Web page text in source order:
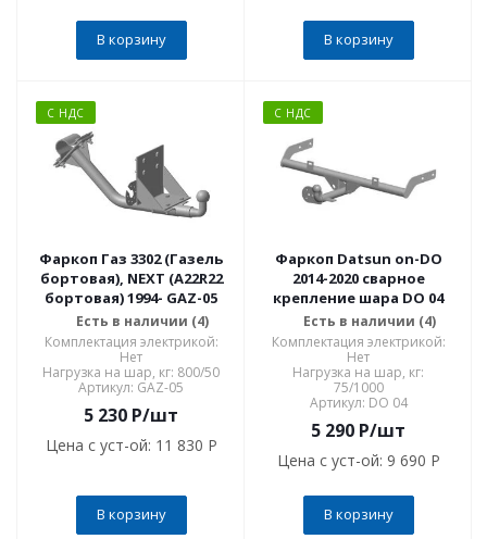
В корзину В корзину
С НДС
Фаркоп Газ 3302 (Газель
бортовая), NEXT (A22R22
бортовая) 1994- GAZ-05
Есть в наличии (4)
Комплектация электрикой:
Нет
Нагрузка на шар, кг: 800/50
Артикул: GAZ-05
5 230 P/шт
Цена с уст-ой: 11 830 P
В корзину
С НДС
Фаркоп Datsun on-DO
2014-2020 сварное
крепление шара DO 04
Есть в наличии (4)
Комплектация электрикой:
Нет
Нагрузка на шар, кг:
75/1000
Артикул: DO 04
5 290 P/шт
Цена с уст-ой: 9 690 P
В корзину